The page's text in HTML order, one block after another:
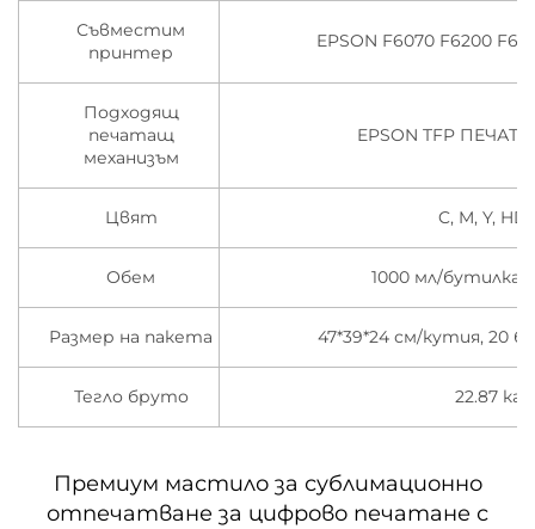
Съвместим
принтер
EPSON F6070 F6200
Подходящ
печатащ
механизъм
EPSON TFP
Цвят C, M, Y,
Обем 1000 мл/бутилка/
Размер на пакета 47*39*24 см/кутия, 20
Тегло бруто 22.87 кг
Премиум мастило за сублимационно
отпечатване за цифрово печатане с